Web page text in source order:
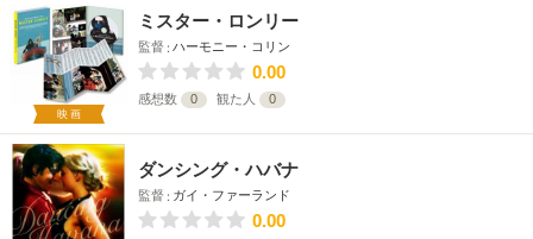
映画
ミスター・ロンリー
監督 ハーモニー・コリン
0.00
感想数 0 観た人 0
ダンシング・ハバナ
監督 ガイ・ファーランド
0.00